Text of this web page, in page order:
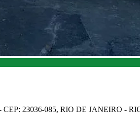
23036-085, RIO DE JANEIRO -